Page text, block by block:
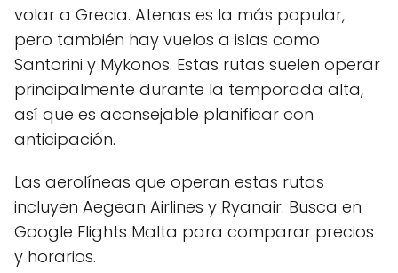
volar a Grecia. Atenas es la más popular,
pero también hay vuelos a islas como
Santorini y Mykonos. Estas rutas suelen operar
principalmente durante la temporada alta,
así que es aconsejable planificar con
anticipación.
Las aerolíneas que operan estas rutas
incluyen Aegean Airlines y Ryanair. Busca en
Google Flights Malta para comparar precios
y horarios.